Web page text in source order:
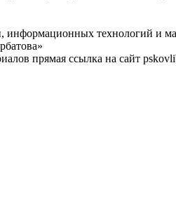
технологий и
прямая ссылка на сайт